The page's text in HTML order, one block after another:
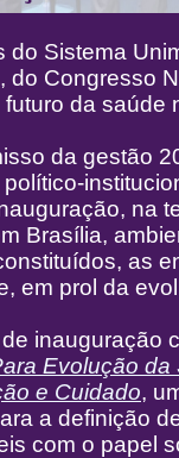
do Sistema
do Congresso
da saúde
da gestão
na
Brasília,
as
em prol da
inauguração
Evolução
e Cuidado,
a definição
com o papel